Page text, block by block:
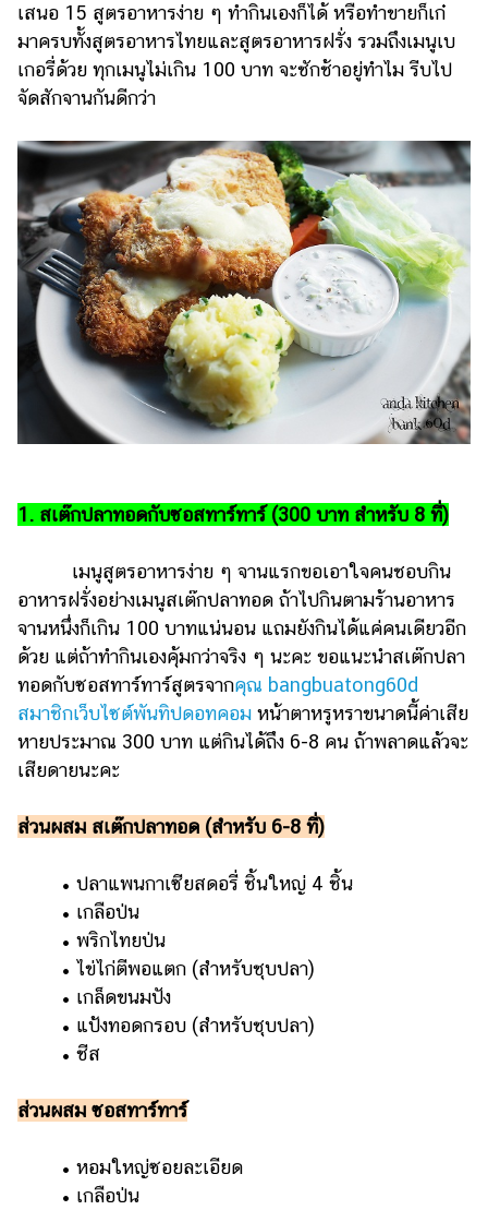
อาหาร
ง่ายๆ
ช้อป
รถยนต์
บ้าน
และ
การ
ตกแต่ง
ถือ
ราคา
วา
ตี้
แต่งงาน
แม่
และ
เด็ก
สัตว์
Infographic
บริการ
แอปฯ
กระปุก
คอร์ส
ออนไลน์
เลข
ออนไลน์
ติดต่อ
โฆษณา
เสนอ 15 สูตรอาหารง่าย ๆ ทำกินเองก็ได้ หรือทำขายก็เก๋
มาครบทั้งสูตรอาหารไทยและสูตรอาหารฝรั่ง รวมถึงเมนูเบ
เกอรี่ด้วย ทุกเมนูไม่เกิน 100 บาท จะชักช้าอยู่ทำไม รีบไป
จัดสักจานกันดีกว่า
1. สเต๊กปลาทอดกับซอสทาร์ทาร์ (300 บาท สำหรับ 8 ที่)
เมนูสูตรอาหารง่าย ๆ จานแรกขอเอาใจคนชอบกิน
อาหารฝรั่งอย่างเมนูสเต๊กปลาทอด ถ้าไปกินตามร้านอาหาร
จานหนึ่งก็เกิน 100 บาทแน่นอน แถมยังกินได้แค่คนเดียวอีก
ด้วย แต่ถ้าทำกินเองคุ้มกว่าจริง ๆ นะคะ ขอแนะนำสเต๊กปลา
ทอดกับซอสทาร์ทาร์สูตรจากคุณ bangbuatong60d
สมาชิกเว็บไซต์พันทิปดอทคอม หน้าตาหรูหราขนาดนี้ค่าเสีย
หายประมาณ 300 บาท แต่กินได้ถึง 6-8 คน ถ้าพลาดแล้วจะ
เสียดายนะคะ
ส่วนผสม สเต๊กปลาทอด (สำหรับ 6-8 ที่)
• ปลาแพนกาเซียสดอรี่ ชิ้นใหญ่ 4 ชิ้น
• เกลือป่น
• พริกไทยป่น
• ไข่ไก่ตีพอแตก (สำหรับชุบปลา)
• เกล็ดขนมปัง
• แป้งทอดกรอบ (สำหรับชุบปลา)
• ชีส
ส่วนผสม ซอสทาร์ทาร์
• หอมใหญ่ซอยละเอียด
• เกลือป่น